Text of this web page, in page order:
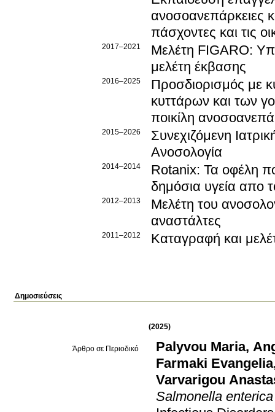
ανοσοανεπάρκειες
πάσχοντες και τις
2017–2021
Μελέτη FIGARO:
μελέτη έκβασης
2016–2025
Προσδιορισμός με
κυττάρων και των
ποικίλη
2015–2026
Συνεχιζόμενη
Ανοσολογία
2014–2014
Rotanix: Τα οφέλη
δημόσια υγεία απο
2012–2013
Μελέτη του
αναστάλτες
2011–2012 Καταγραφή και
Δημοσιεύσεις
(2025)
Άρθρο σε Περιοδικό Palyvou Maria,
Farmaki Evangelia
Varvarigou
Salmonella